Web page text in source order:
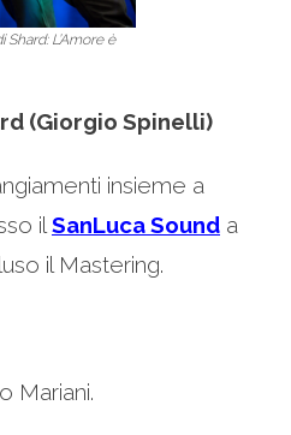
L’Amore è
(Giorgio Spinelli)
insieme a
il SanLuca Sound a
il Mastering.
Mariani.